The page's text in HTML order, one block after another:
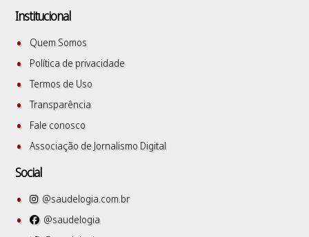
Institucional
Quem Somos
Política de privacidade
Termos de Uso
Transparência
Fale conosco
Associação de Jornalismo Digital
Social
@saudelogia.com.br
@saudelogia